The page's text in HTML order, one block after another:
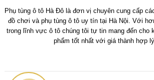
Phụ tùng ô tô Hà Đô là đơn vị chuyên cung cấp
đồ chơi và phụ tùng ô tô uy tín tại Hà Nội. Với
trong lĩnh vực ô tô chúng tôi tự tin mang đến cho
phẩm tốt nhất với giá thành hợp lý